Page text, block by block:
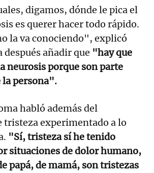
digamos, dónde le pica el
es querer hacer todo rápido.
la va conociendo", explicó
después añadir que "hay que
neurosis porque son parte
persona".
habló además del
tristeza experimentado a lo
"Sí, tristeza sí he tenido
situaciones de dolor humano,
papá, de mamá, son tristezas